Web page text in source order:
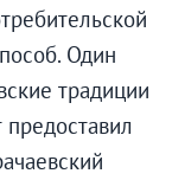
Один
традиции